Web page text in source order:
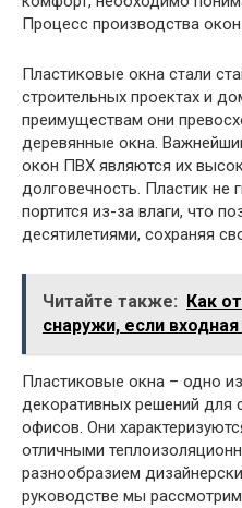
Процесс производства
Пластиковые окна стали
строительных проектах и
преимуществам они
деревянные окна.
окон ПВХ являются их
долговечность. Пластик не
портится из-за влаги, что
десятилетиями, сохраняя
Читайте также: Как
снаружи, если
Пластиковые окна – одно
декоративных решений для
офисов. Они
отличными
разнообразием
руководстве мы